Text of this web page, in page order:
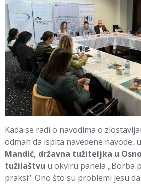
Kada se radi o navodima o
odmah da ispita navedene navode,
Mandić, državna tužiteljka u
tužilaštvu u okviru panela „Borba
praksi“. Ono što su problemi jesu